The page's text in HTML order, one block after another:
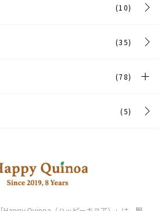
(10)
(35)
(78)
(5)